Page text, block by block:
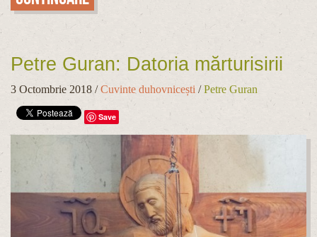
Petre Guran: Datoria mărturisirii
3 Octombrie 2018 /Cuvinte duhovnicești /Petre Guran
Save